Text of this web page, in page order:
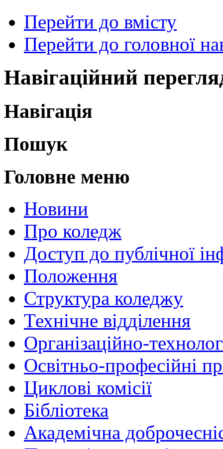
Перейти до вмісту
Перейти до головної
Навігаційний
Навігація
Пошук
Головне меню
Новини
Про коледж
Доступ до публічної
Положення
Структура коледжу
Технічне відділення
Організаційно-
Освітньо-професійні
Циклові комісії
Бібліотека
Академічна